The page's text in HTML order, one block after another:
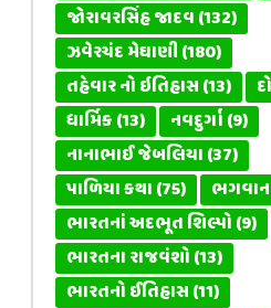
જોરાવરસિંહ જાદવ(132)
ઝવેરચંદ મેઘાણી(180)
તહેવાર નો ઇતિહાસ(13)
ધાર્મિક(13) નવદુર્ગા(9)
નાનાભાઈ જેબલિયા(37)
પાળિયા કથા(75) ભગવાન
ભારતનાં અદભૂત શિલ્પો(9)
ભારતના રાજવંશો(13)
ભારતનો ઈતિહાસ(11)